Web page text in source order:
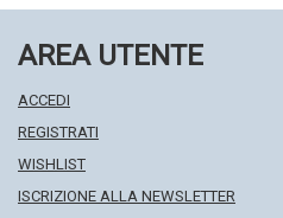
AREA UTENTE
ACCEDI
REGISTRATI
WISHLIST
ISCRIZIONE ALLA NEWSLETTER